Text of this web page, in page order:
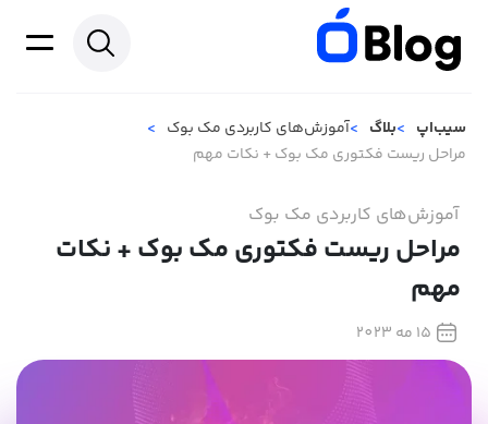
سیب‌اپ بلاگ
آموزش‌های کاربردی مک بوک
مراحل ریست فکتوری مک بوک + نکات مهم
آموزش‌های کاربردی مک بوک
مراحل ریست فکتوری مک بوک + نکات
مهم
15 مه 2023